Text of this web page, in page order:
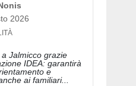
2026
Jalmicco grazie
IDEA: garantirà
e
ai familiari...